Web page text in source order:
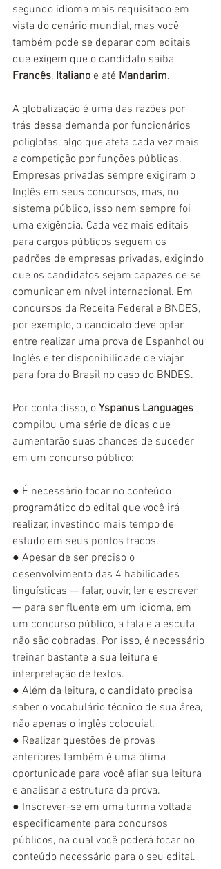
segundo idioma mais requisitado em
vista do cenário mundial, mas você
também pode se deparar com editais
que exigem que o candidato saiba
Francês, Italiano e até Mandarim.
A globalização é uma das razões por
trás dessa demanda por funcionários
poliglotas, algo que afeta cada vez mais
a competição por funções públicas.
Empresas privadas sempre exigiram o
Inglês em seus concursos, mas, no
sistema público, isso nem sempre foi
uma exigência. Cada vez mais editais
para cargos públicos seguem os
padrões de empresas privadas, exigindo
que os candidatos sejam capazes de se
comunicar em nível internacional. Em
concursos da Receita Federal e BNDES,
por exemplo, o candidato deve optar
entre realizar uma prova de Espanhol ou
Inglês e ter disponibilidade de viajar
para fora do Brasil no caso do BNDES.
Por conta disso, o Yspanus Languages
compilou uma série de dicas que
aumentarão suas chances de suceder
em um concurso público:
● É necessário focar no conteúdo
programático do edital que você irá
realizar, investindo mais tempo de
estudo em seus pontos fracos.
● Apesar de ser preciso o
desenvolvimento das 4 habilidades
linguísticas — falar, ouvir, ler e escrever
— para ser fluente em um idioma, em
um concurso público, a fala e a escuta
não são cobradas. Por isso, é necessário
treinar bastante a sua leitura e
interpretação de textos.
● Além da leitura, o candidato precisa
saber o vocabulário técnico de sua área,
não apenas o inglês coloquial.
● Realizar questões de provas
anteriores também é uma ótima
oportunidade para você afiar sua leitura
e analisar a estrutura da prova.
● Inscrever-se em uma turma voltada
especificamente para concursos
públicos, na qual você poderá focar no
conteúdo necessário para o seu edital.